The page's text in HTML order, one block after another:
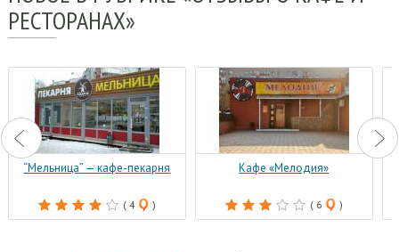
РЕСТОРАНАХ»
“Мельница” — кафе-пекарня
( 4 )
Кафе «Мелодия»
( 6 )